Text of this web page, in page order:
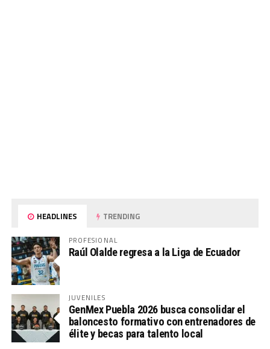
HEADLINES TRENDING
PROFESIONAL
Raúl Olalde regresa a la Liga de Ecuador
JUVENILES
GenMex Puebla 2026 busca consolidar el
baloncesto formativo con entrenadores de
élite y becas para talento local